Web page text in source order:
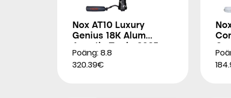
Nox AT10 Luxury
Genius 18K Alum
Poäng: 8.8
320.39€